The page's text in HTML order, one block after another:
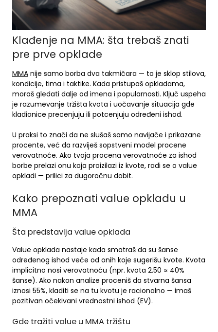
Klađenje na MMA: šta trebaš znati
pre prve opklade
MMA nije samo borba dva takmičara — to je sklop stilova,
kondicije, tima i taktike. Kada pristupaš opkladama,
moraš gledati dalje od imena i popularnosti. Ključ uspeha
je razumevanje tržišta kvota i uočavanje situacija gde
kladionice precenjuju ili potcenjuju određeni ishod.
U praksi to znači da ne slušaš samo navijače i prikazane
procente, već da razviješ sopstveni model procene
verovatnoće. Ako tvoja procena verovatnoće za ishod
borbe prelazi onu koja proizilazi iz kvote, radi se o value
opkladi — prilici za dugoročnu dobit.
Kako prepoznati value opkladu u
MMA
Šta predstavlja value opklada
Value opklada nastaje kada smatraš da su šanse
određenog ishod veće od onih koje sugerišu kvote. Kvota
implicitno nosi verovatnoću (npr. kvota 2.50 ≈ 40%
šanse). Ako nakon analize proceniš da stvarna šansa
iznosi 55%, kladiti se na tu kvotu je racionalno — imaš
pozitivan očekivani vrednostni ishod (EV).
Gde tražiti value u MMA tržištu